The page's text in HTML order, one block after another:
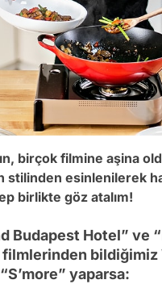
birçok filmine aşina
esinlenilerek
birlikte göz atalım!
Budapest Hotel” ve
filmlerinden bildiğimiz
yaparsa: